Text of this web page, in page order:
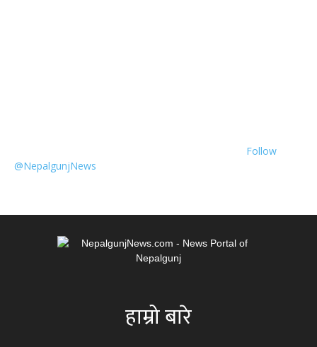
Follow
@NepalgunjNews
हाम्रो बारे